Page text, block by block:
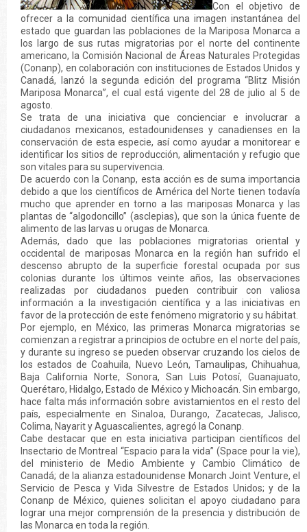
Con el objetivo de
ofrecer a la comunidad científica una imagen instantánea del
estado que guardan las poblaciones de la Mariposa Monarca a
los largo de sus rutas migratorias por el norte del continente
americano, la Comisión Nacional de Áreas Naturales Protegidas
(Conanp), en colaboración con instituciones de Estados Unidos y
Canadá, lanzó la segunda edición del programa “Blitz Misión
Mariposa Monarca”, el cual está vigente del 28 de julio al 5 de
agosto.
Se trata de una iniciativa que concienciar e involucrar a
ciudadanos mexicanos, estadounidenses y canadienses en la
conservación de esta especie, así como ayudar a monitorear e
identificar los sitios de reproducción, alimentación y refugio que
son vitales para su supervivencia.
De acuerdo con la Conanp, esta acción es de suma importancia
debido a que los científicos de América del Norte tienen todavía
mucho que aprender en torno a las mariposas Monarca y las
plantas de “algodoncillo” (asclepias), que son la única fuente de
alimento de las larvas u orugas de Monarca.
Además, dado que las poblaciones migratorias oriental y
occidental de mariposas Monarca en la región han sufrido el
descenso abrupto de la superficie forestal ocupada por sus
colonias durante los últimos veinte años, las observaciones
realizadas por ciudadanos pueden contribuir con valiosa
información a la investigación científica y a las iniciativas en
favor de la protección de este fenómeno migratorio y su hábitat.
Por ejemplo, en México, las primeras Monarca migratorias se
comienzan a registrar a principios de octubre en el norte del país,
y durante su ingreso se pueden observar cruzando los cielos de
los estados de Coahuila, Nuevo León, Tamaulipas, Chihuahua,
Baja California Norte, Sonora, San Luis Potosí, Guanajuato,
Querétaro, Hidalgo, Estado de México y Michoacán. Sin embargo,
hace falta más información sobre avistamientos en el resto del
país, especialmente en Sinaloa, Durango, Zacatecas, Jalisco,
Colima, Nayarit y Aguascalientes, agregó la Conanp.
Cabe destacar que en esta iniciativa participan científicos del
Insectario de Montreal “Espacio para la vida” (Space pour la vie),
del ministerio de Medio Ambiente y Cambio Climático de
Canadá; de la alianza estadounidense Monarch Joint Venture, el
Servicio de Pesca y Vida Silvestre de Estados Unidos; y de la
Conanp de México, quienes solicitan el apoyo ciudadano para
lograr una mejor comprensión de la presencia y distribución de
las Monarca en toda la región.